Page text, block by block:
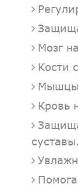
Мозг
Кости
Мышцы
Кровь
суставы.